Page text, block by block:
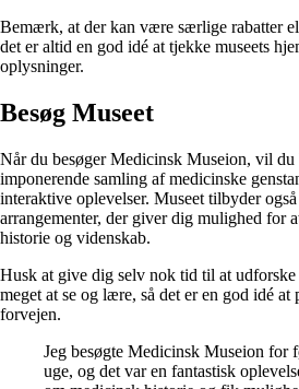
Bemærk, at der kan være særlige rabatter
det er altid en god idé at tjekke museets
oplysninger.
Besøg Museet
Når du besøger Medicinsk Museion, vil du
imponerende samling af medicinske
interaktive oplevelser. Museet tilbyder
arrangementer, der giver dig mulighed for
historie og videnskab.
Husk at give dig selv nok tid til at udforske
meget at se og lære, så det er en god idé
forvejen.
Jeg besøgte Medicinsk Museion for
uge, og det var en fantastisk